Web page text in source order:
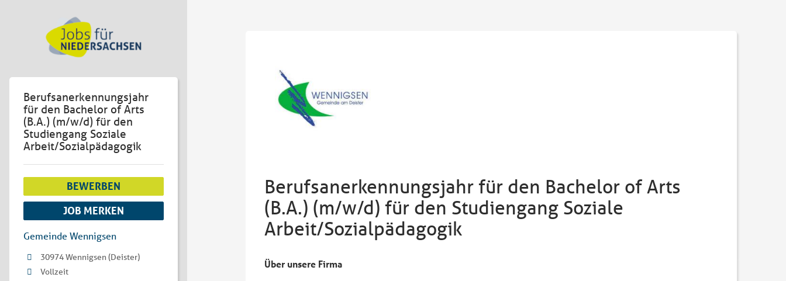
Berufsanerkennungsjahr für den Bachelor of Arts
(B.A.) (m/w/d) für den Studiengang Soziale
Arbeit/Sozialpädagogik
Über unsere Firma
Berufsanerkennungsjahr
für den Bachelor of Arts
(B.A.) (m/w/d) für den
Studiengang Soziale
Arbeit/Sozialpädagogik
BEWERBEN
JOB MERKEN
Gemeinde Wennigsen
30974 Wennigsen (Deister)
Vollzeit